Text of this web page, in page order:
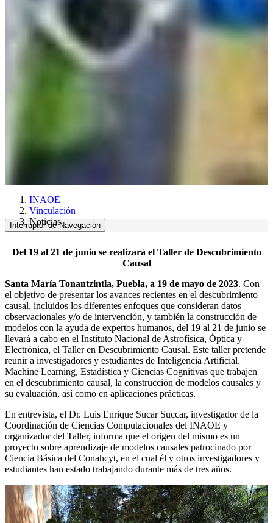
INAOE
Vinculación
Noticias
Interruptor de Navegación
Del 19 al 21 de junio se realizará el Taller de Descubrimiento
Causal
Santa María Tonantzintla, Puebla, a 19 de mayo de 2023. Con
el objetivo de presentar los avances recientes en el descubrimiento
causal, incluidos los diferentes enfoques que consideran datos
observacionales y/o de intervención, y también la construcción de
modelos con la ayuda de expertos humanos, del 19 al 21 de junio se
llevará a cabo en el Instituto Nacional de Astrofísica, Óptica y
Electrónica, el Taller en Descubrimiento Causal. Este taller pretende
reunir a investigadores y estudiantes de Inteligencia Artificial,
Machine Learning, Estadística y Ciencias Cognitivas que trabajen
en el descubrimiento causal, la construcción de modelos causales y
su evaluación, así como en aplicaciones prácticas.
En entrevista, el Dr. Luis Enrique Sucar Succar, investigador de la
Coordinación de Ciencias Computacionales del INAOE y
organizador del Taller, informa que el origen del mismo es un
proyecto sobre aprendizaje de modelos causales patrocinado por
Ciencia Básica del Conahcyt, en el cual él y otros investigadores y
estudiantes han estado trabajando durante más de tres años.